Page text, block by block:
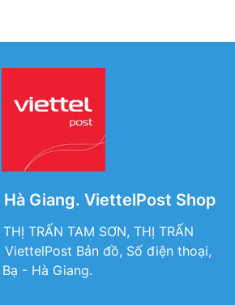
Hà Giang. ViettelPost Shop
TRẤN TAM SƠN, THỊ TRẤN
ViettelPost Bản đồ, Số điện thoại,
- Hà Giang.